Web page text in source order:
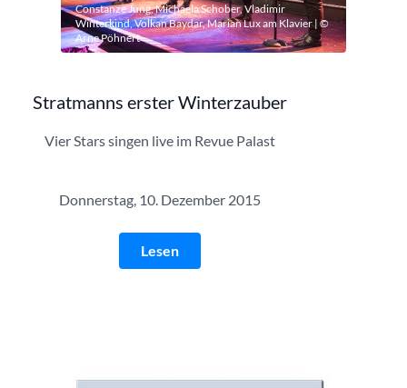
Constanze Jung, Michaela Schober, Vladimir
Winterkind, Volkan Baydar, Marian Lux am Klavier | ©
Arne Pöhnert
Stratmanns erster Winterzauber
Vier Stars singen live im Revue Palast
Donnerstag, 10. Dezember 2015
Lesen